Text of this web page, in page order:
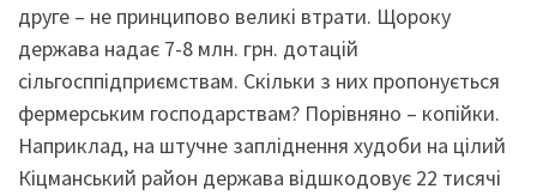
друге – не принципово великі втрати. Щороку
держава надає 7-8 млн. грн. дотацій
сільгосппідприємствам. Скільки з них пропонується
фермерським господарствам? Порівняно – копійки.
Наприклад, на штучне запліднення худоби на цілий
Кіцманський район держава відшкодовує 22 тисячі